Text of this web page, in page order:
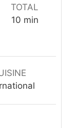
TOTAL
10minutes
min